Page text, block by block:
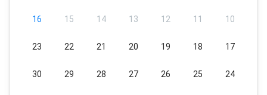
10
11
12
13
14
15
16
17
18
19
20
21
22
23
24
25
26
27
28
29
30